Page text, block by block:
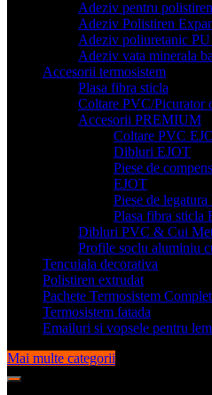
Adeziv pentru
Adeziv Polistiren
Adeziv poliuretanic
Adeziv vata minerala
Accesorii termosistem
Plasa fibra sticla
Coltare PVC/Picurator
Accesorii PREMIUM
Coltare PVC
Dibluri EJOT
Piese de
EJOT
Piese de
Plasa fibra sticla
Dibluri PVC & Cui
Profile soclu aluminiu
Tencuiala decorativa
Polistiren extrudat
Pachete Termosistem Complet
Termosistem fatada
Emailuri si vopsele pentru
Mai multe categorii